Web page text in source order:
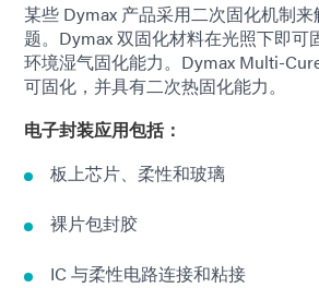
某些 Dymax 产品采用二次固化机制
题。Dymax 双固化材料在光照下即可
环境湿气固化能力。Dymax Multi-
可固化，并具有二次热固化能力。
电子封装应用包括：
板上芯片、柔性和玻璃
裸片包封胶
IC 与柔性电路连接和粘接